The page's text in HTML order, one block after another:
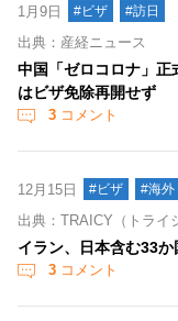
1月9日 #ビザ #訪日
出典：産経ニュース
中国「ゼロコロナ」
はビザ免除再開せず
3 コメント
12月15日 #ビザ #海外
出典：TRAICY（トライ
イラン、日本含む33
3 コメント